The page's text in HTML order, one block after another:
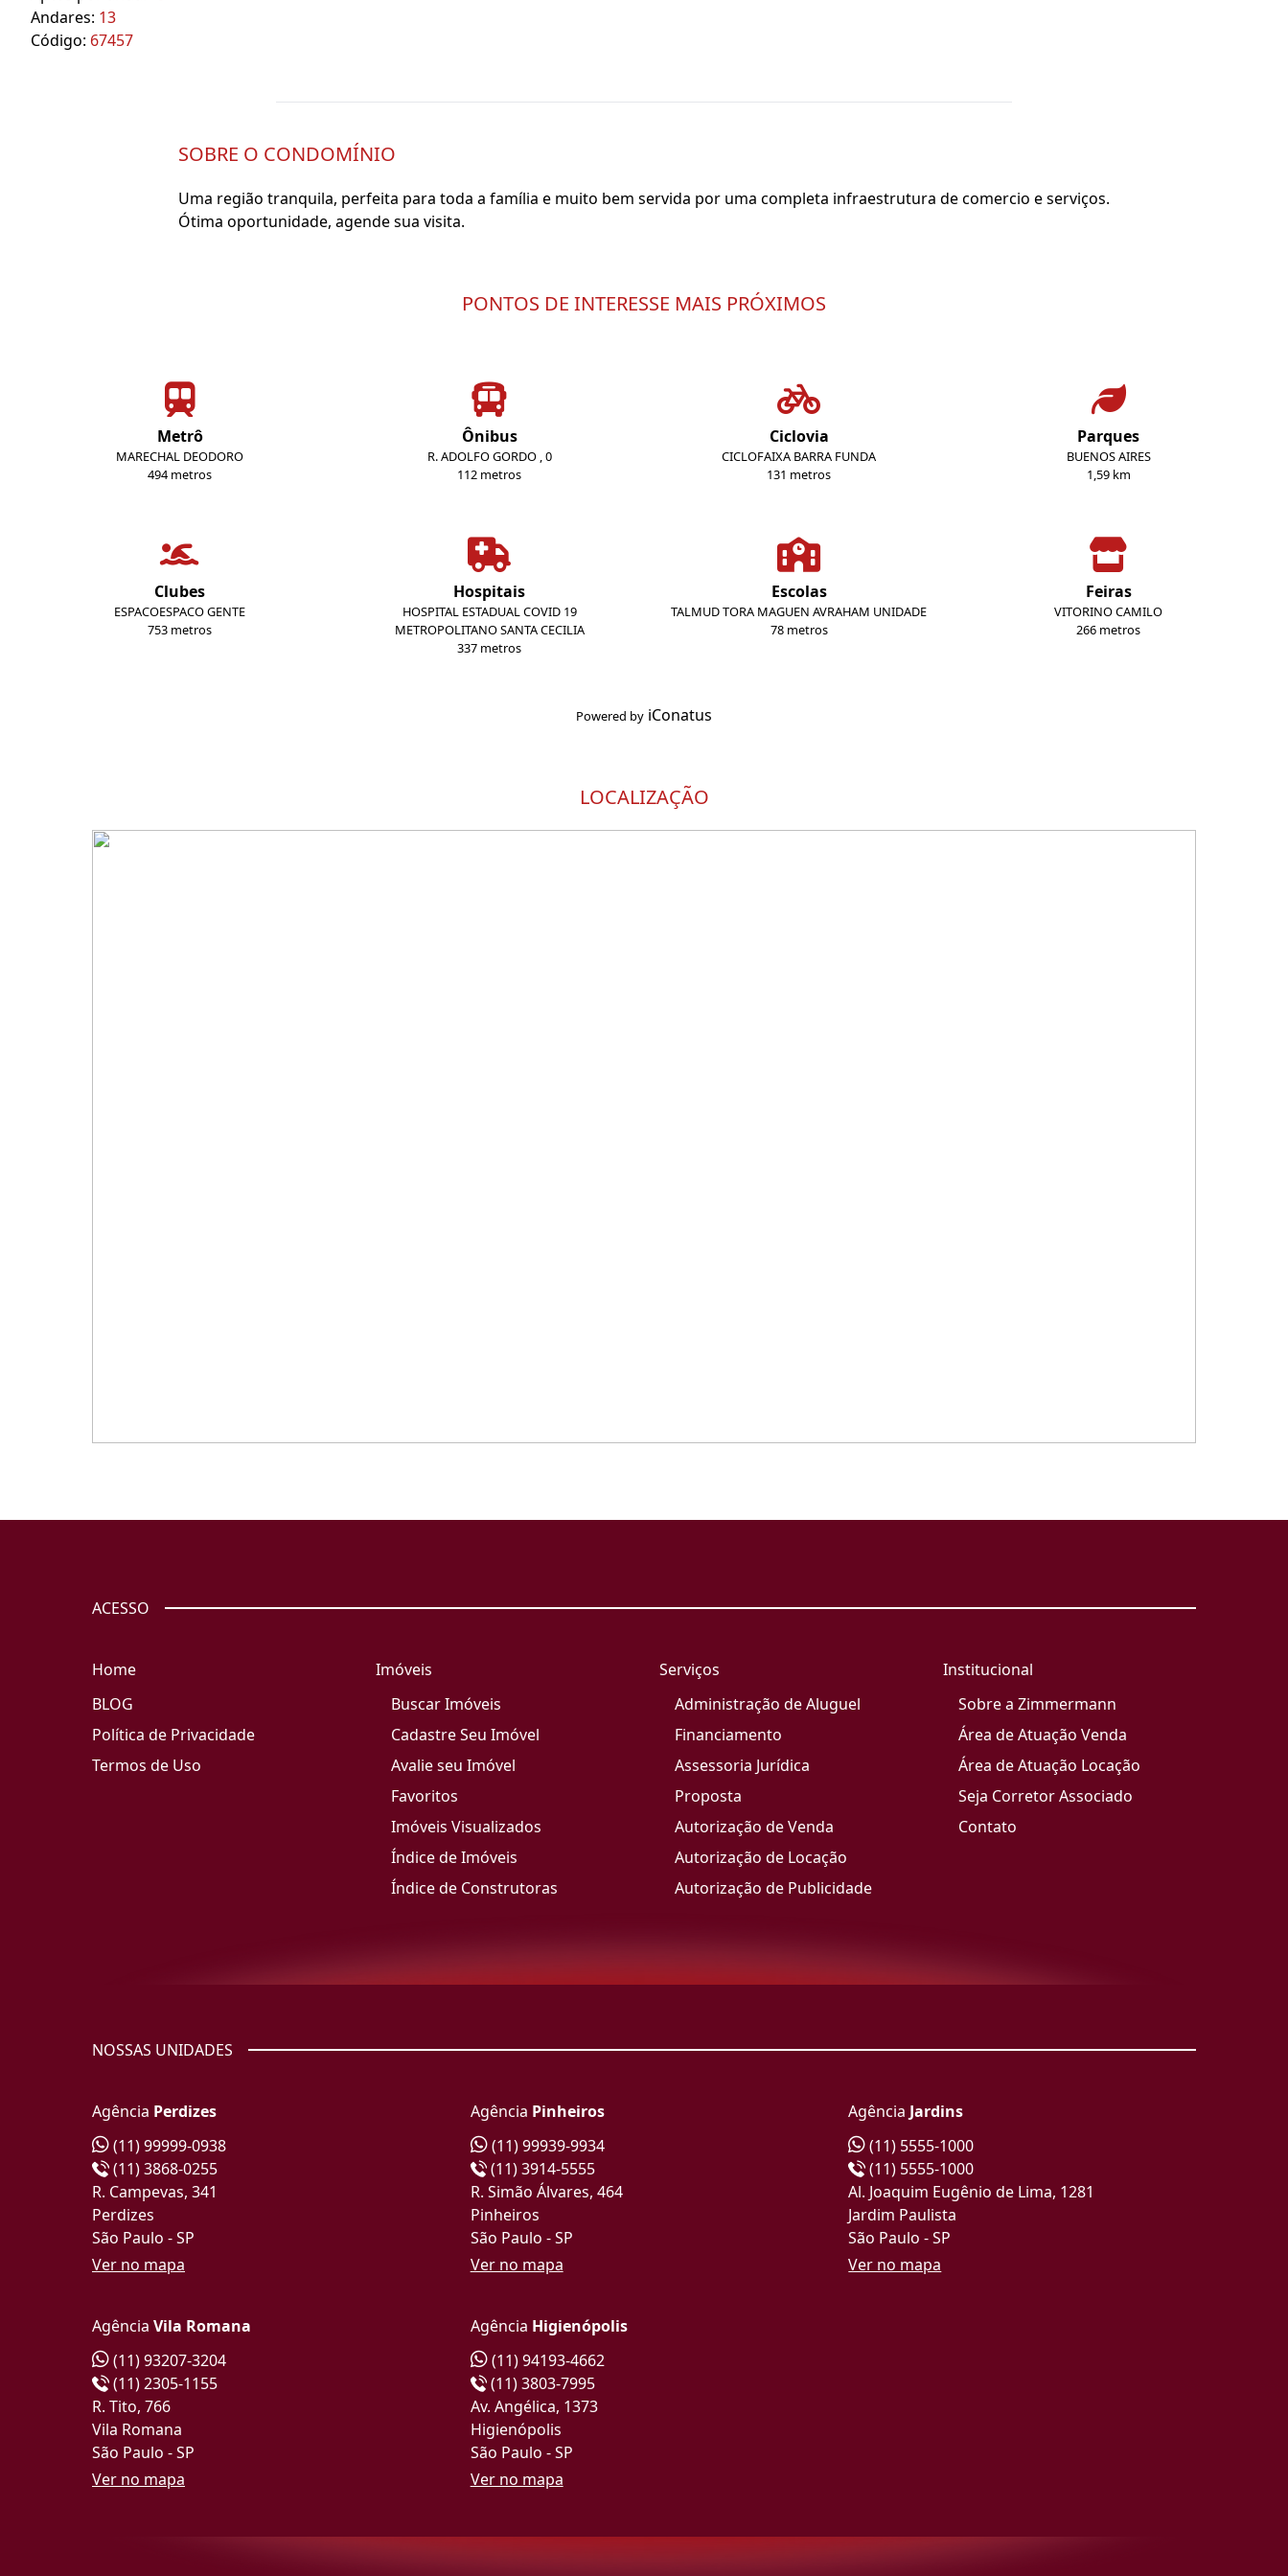
Andares: 13
Código: 67457
SOBRE O CONDOMÍNIO
Uma região tranquila, perfeita para toda a família e muito bem servida por uma completa infraestrutura de comercio e serviços.
Ótima oportunidade, agende sua visita.
PONTOS DE INTERESSE MAIS PRÓXIMOS
Metrô
MARECHAL DEODORO
494 metros
Ônibus
R. ADOLFO GORDO , 0
112 metros
Ciclovia
CICLOFAIXA BARRA FUNDA
131 metros
Parques
BUENOS AIRES
1,59 km
Clubes
ESPACOESPACO GENTE
753 metros
Hospitais
HOSPITAL ESTADUAL COVID 19
METROPOLITANO SANTA CECILIA
337 metros
Escolas
TALMUD TORA MAGUEN AVRAHAM UNIDADE
78 metros
Feiras
VITORINO CAMILO
266 metros
Powered by iConatus
LOCALIZAÇÃO
ACESSO
Home
BLOG
Política de Privacidade
Termos de Uso
Imóveis
Buscar Imóveis
Cadastre Seu Imóvel
Avalie seu Imóvel
Favoritos
Imóveis Visualizados
Índice de Imóveis
Índice de Construtoras
Serviços
Administração de Aluguel
Financiamento
Assessoria Jurídica
Proposta
Autorização de Venda
Autorização de Locação
Autorização de Publicidade
Institucional
Sobre a Zimmermann
Área de Atuação Venda
Área de Atuação Locação
Seja Corretor Associado
Contato
NOSSAS UNIDADES
Agência Perdizes
(11) 99999-0938
(11) 3868-0255
R. Campevas, 341
Perdizes
São Paulo - SP
Ver no mapa
Agência Pinheiros
(11) 99939-9934
(11) 3914-5555
R. Simão Álvares, 464
Pinheiros
São Paulo - SP
Ver no mapa
Agência Jardins
(11) 5555-1000
(11) 5555-1000
Al. Joaquim Eugênio de Lima, 1281
Jardim Paulista
São Paulo - SP
Ver no mapa
Agência Vila Romana
(11) 93207-3204
(11) 2305-1155
R. Tito, 766
Vila Romana
São Paulo - SP
Ver no mapa
Agência Higienópolis
(11) 94193-4662
(11) 3803-7995
Av. Angélica, 1373
Higienópolis
São Paulo - SP
Ver no mapa